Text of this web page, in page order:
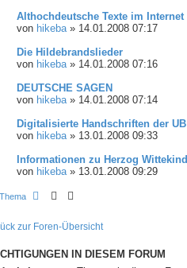
Althochdeutsche Texte im Internet
von hikeba» 14.01.2008 07:17
Die Hildebrandslieder
von hikeba» 14.01.2008 07:16
DEUTSCHE SAGEN
von hikeba» 14.01.2008 07:14
Digitalisierte Handschriften der
von hikeba» 13.01.2008 09:33
Informationen zu Herzog Wittekind
von hikeba» 13.01.2008 09:29
zur Foren-Übersicht
IN DIESEM FORUM